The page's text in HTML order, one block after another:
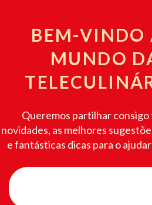
BEM-VINDO
MUNDO
Queremos partilhar consigo
novidades, as melhores
e fantásticas dicas para o